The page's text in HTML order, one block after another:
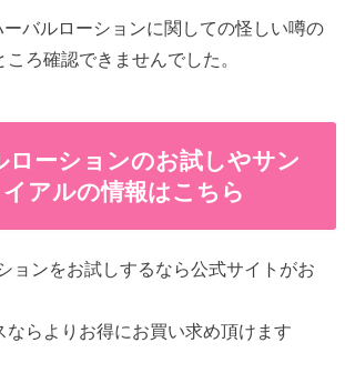
ーバルローションに関しての怪しい噂の
ろ確認できませんでした。
ローションのお試しやサン
アルの情報はこちら
ョンをお試しするなら公式サイトがお
ならよりお得にお買い求め頂けます